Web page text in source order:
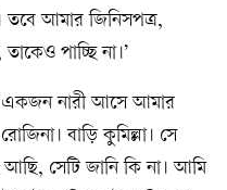
তবে আমার জিনিসপত্র,
পাচ্ছি না।’
একজন নারী আসে আমার
বাড়ি কুমিল্লা। সে
সেটি জানি কি না। আমি